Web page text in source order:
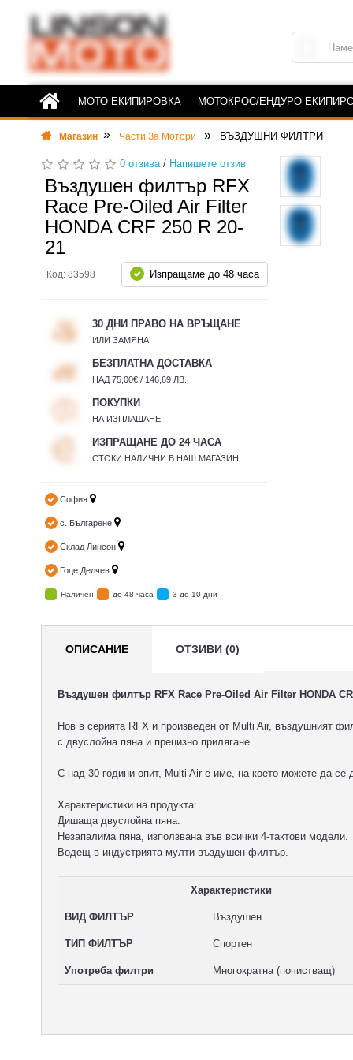
МОТО ЕКИПИРОВКА МОТОКРОС/ЕНДУРО
Магазин Части За Мотори ВЪЗДУШНИ ФИЛТРИ
0 отзива/ Напишете отзив
Въздушен филтър RFX
Race Pre-Oiled Air Filter
HONDA CRF 250 R 20-
21
Код: 83598 Изпращаме до 48 часа
30 ДНИ ПРАВО НА ВРЪЩАНЕ
ИЛИ ЗАМЯНА
БЕЗПЛАТНА ДОСТАВКА
НАД 75,00€ / 146,69 ЛВ.
ПОКУПКИ
НА ИЗПЛАЩАНЕ
ИЗПРАЩАНЕ ДО 24 ЧАСА
СТОКИ НАЛИЧНИ В НАШ МАГАЗИН
София
с. Българене
Склад Линсон
Гоце Делчев
Наличен до 48 часа 3 до 10 дни
ОПИСАНИЕ ОТЗИВИ (0)
Въздушен филтър RFX Race Pre-Oiled Air Filter HONDA
Нов в серията RFX и произведен от Multi Air, въздушният
с двуслойна пяна и прецизно прилягане.
С над 30 години опит, Multi Air е име, на което можете да се
Характеристики на продукта:
Дишаща двуслойна пяна.
Незапалима пяна, използвана във всички 4-тактови модели.
Водещ в индустрията мулти въздушен филтър.
Характеристики
ВИД ФИЛТЪР Въздушен
ТИП ФИЛТЪР Спортен
Употреба филтри Многократна (почистващ)